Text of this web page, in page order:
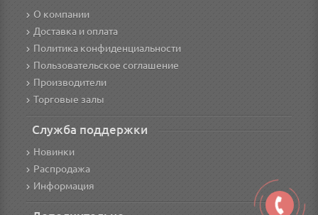
О компании
Доставка и оплата
Политика конфиденциальности
Пользовательское соглашение
Производители
Торговые залы
Служба поддержки
Новинки
Распродажа
Информация